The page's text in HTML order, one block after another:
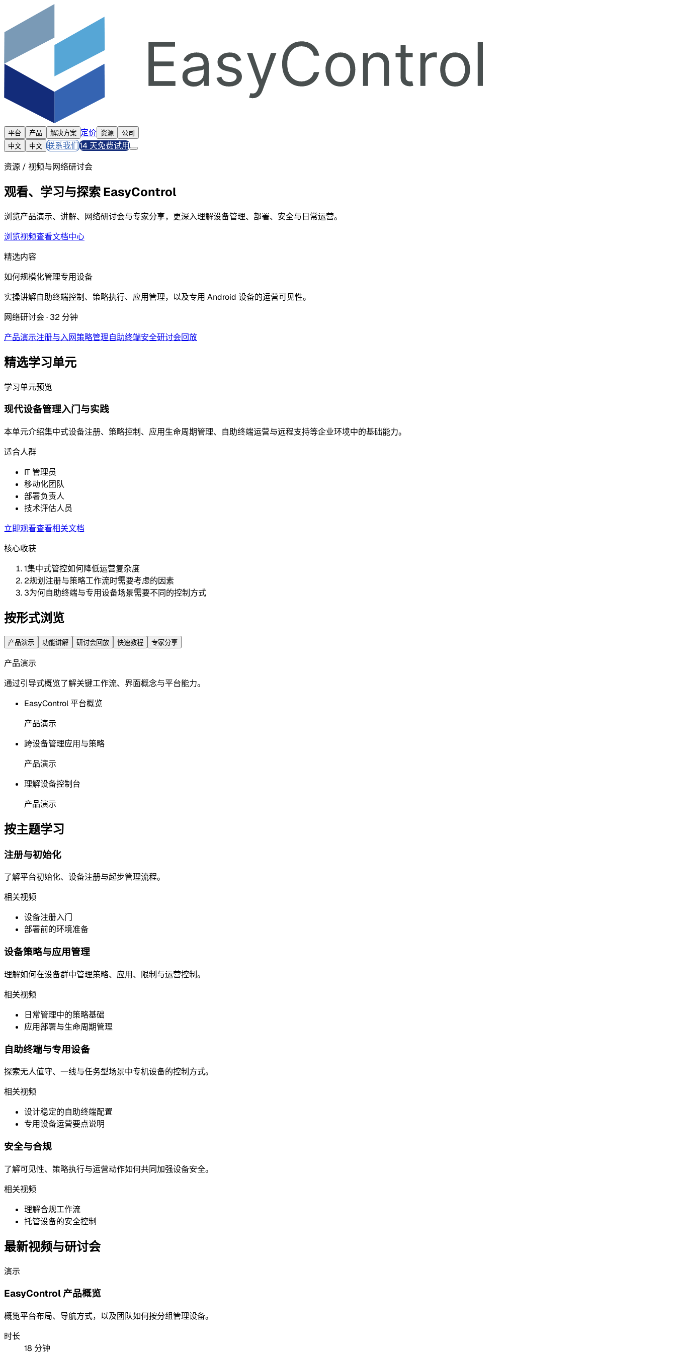
平台 产品 解决方案 定价 资源
公司
中文
中文 联系我们14 天免费试用
资源 / 视频与网络研讨会
观看、学习与探索 EasyControl
浏览产品演示、讲解、网络研讨会与专家分享，更深入理解设备管理、部署、安全与日常运营。
浏览视频查看文档中心
精选内容
如何规模化管理专用设备
实操讲解自助终端控制、策略执行、应用管理，以及专用 Android 设备的运营可见性。
网络研讨会 · 32 分钟
产品演示注册与入网策略管理自助终端安全研讨会回放
精选学习单元
学习单元预览
现代设备管理入门与实践
本单元介绍集中式设备注册、策略控制、应用生命周期管理、自助终端运营与远程支持等企业环境中的基础能力。
适合人群
IT 管理员
移动化团队
部署负责人
技术评估人员
立即观看查看相关文档
核心收获
1集中式管控如何降低运营复杂度
2规划注册与策略工作流时需要考虑的因素
3为何自助终端与专用设备场景需要不同的控制方式
按形式浏览
产品演示 功能讲解 研讨会回放 快速教程 专家分享
产品演示
通过引导式概览了解关键工作流、界面概念与平台能力。
EasyControl 平台概览
产品演示
跨设备管理应用与策略
产品演示
理解设备控制台
产品演示
按主题学习
注册与初始化
了解平台初始化、设备注册与起步管理流程。
相关视频
设备注册入门
部署前的环境准备
设备策略与应用管理
理解如何在设备群中管理策略、应用、限制与运营控制。
相关视频
日常管理中的策略基础
应用部署与生命周期管理
自助终端与专用设备
探索无人值守、一线与任务型场景中专机设备的控制方式。
相关视频
设计稳定的自助终端配置
专用设备运营要点说明
安全与合规
了解可见性、策略执行与运营动作如何共同加强设备安全。
相关视频
理解合规工作流
托管设备的安全控制
最新视频与研讨会
演示
EasyControl 产品概览
概览平台布局、导航方式，以及团队如何按分组管理设备。
时长
18 分钟